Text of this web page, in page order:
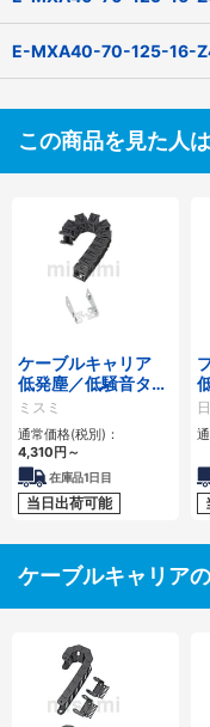
E-MXA40-70-125-16-
この商品を見た人
ケーブルキャリア
低発塵／低騒音タイ
プ
ミスミ
通常価格(税別)：
4,310 円 ～
在庫品1日目
当日出荷可能
ケーブルキャリア